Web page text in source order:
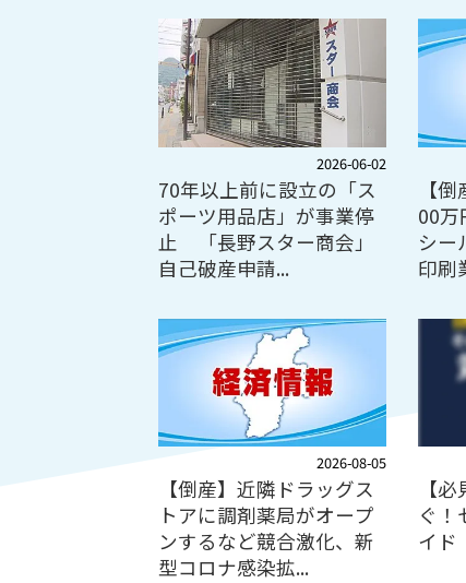
2026-06-02
70年以上前に設立の「ス
ポーツ用品店」が事業停
止 「長野スター商会」
自己破産申請...
【
00
シー
印刷
2026-08-05
【倒産】近隣ドラッグス
トアに調剤薬局がオープ
ンするなど競合激化、新
型コロナ感染拡...
【
ぐ！
イド